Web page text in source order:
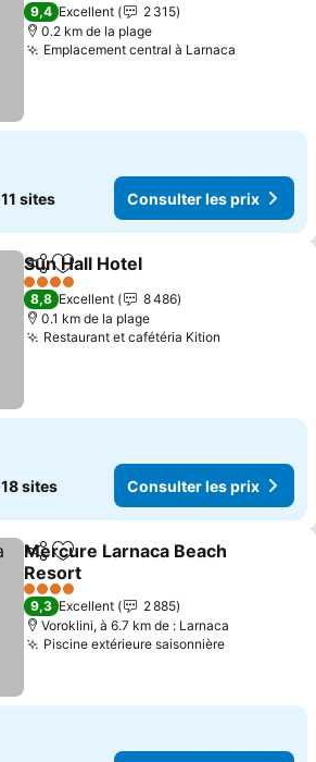
9,4 Excellent
2 315
0.2 km de la plage
Emplacement central à Larnaca
11 sites Consulter les prix
PartagerAjouter à mes favoris
Sun Hall Hotel
4 Étoiles
8,8 Excellent
8 486
0.1 km de la plage
Restaurant et cafétéria Kition
18 sites Consulter les prix
PartagerAjouter à mes favoris
Mercure Larnaca Beach
Resort
4 Étoiles
9,3 Excellent
2 885
Voroklini, à 6.7 km de : Larnaca
Piscine extérieure saisonnière